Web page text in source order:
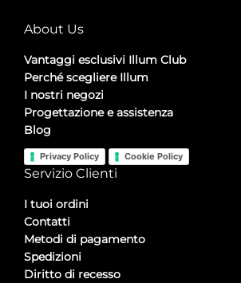
About Us
Vantaggi esclusivi Illum Club
Perché scegliere Illum
I nostri negozi
Progettazione e assistenza
Blog
Privacy Policy Cookie Policy
Servizio Clienti
I tuoi ordini
Contatti
Metodi di pagamento
Spedizioni
Diritto di recesso